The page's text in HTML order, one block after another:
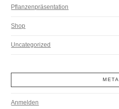
Pflanzenpräsentation
Shop
Uncategorized
META
Anmelden